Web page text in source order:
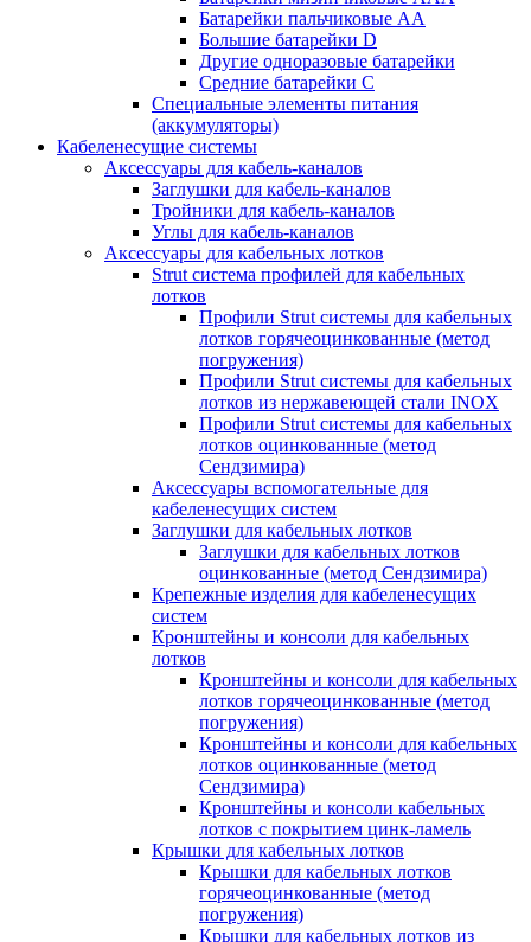
Батарейки пальчиковые АА
Большие батарейки D
Другие одноразовые батарейки
Средние батарейки C
Специальные элементы питания
(аккумуляторы)
Кабеленесущие системы
Аксессуары для кабель-каналов
Заглушки для кабель-каналов
Тройники для кабель-каналов
Углы для кабель-каналов
Аксессуары для кабельных лотков
Strut система профилей для кабельных
лотков
Профили Strut системы для кабельных
лотков горячеоцинкованные (метод
погружения)
Профили Strut системы для кабельных
лотков из нержавеющей стали INOX
Профили Strut системы для кабельных
лотков оцинкованные (метод
Сендзимира)
Аксессуары вспомогательные для
кабеленесущих систем
Заглушки для кабельных лотков
Заглушки для кабельных лотков
оцинкованные (метод Сендзимира)
Крепежные изделия для кабеленесущих
систем
Кронштейны и консоли для кабельных
лотков
Кронштейны и консоли для кабельных
лотков горячеоцинкованные (метод
погружения)
Кронштейны и консоли для кабельных
лотков оцинкованные (метод
Сендзимира)
Кронштейны и консоли кабельных
лотков с покрытием цинк-ламель
Крышки для кабельных лотков
Крышки для кабельных лотков
горячеоцинкованные (метод
погружения)
Крышки для кабельных лотков из